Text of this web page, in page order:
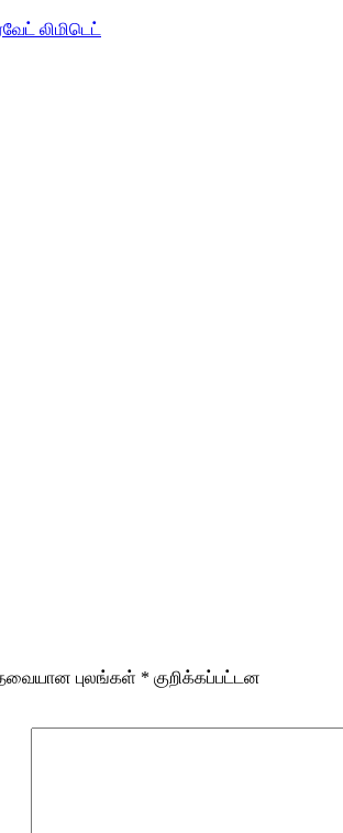
லிமிடெட்
புலங்கள் * குறிக்கப்பட்டன